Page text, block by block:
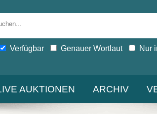
Verfügbar Genauer Wortlaut Nur
AUKTIONEN ARCHIV